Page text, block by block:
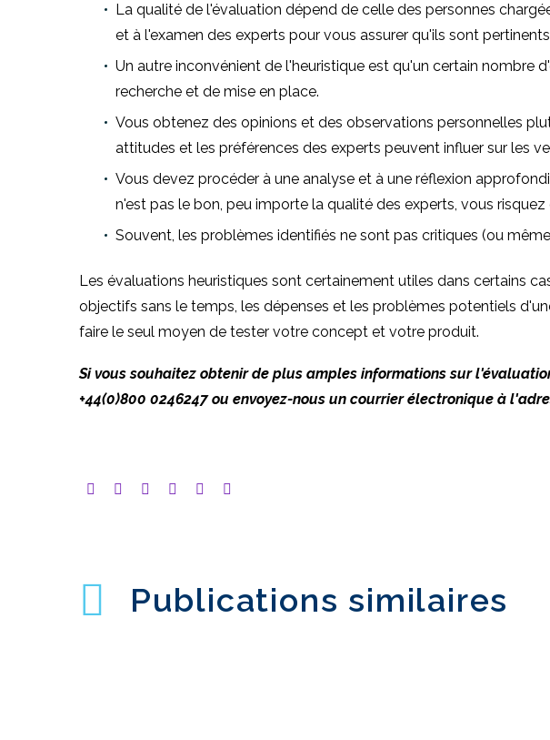
La qualité de l'évaluation dépend de celle des personnes
et à l'examen des experts pour vous assurer qu'ils sont
Un autre inconvénient de l'heuristique est qu'un certain nombre
recherche et de mise en place.
Vous obtenez des opinions et des observations personnelles
attitudes et les préférences des experts peuvent influer sur les
Vous devez procéder à une analyse et à une réflexion
n'est pas le bon, peu importe la qualité des experts, vous
Souvent, les problèmes identifiés ne sont pas critiques (ou
Les évaluations heuristiques sont certainement utiles dans certains
objectifs sans le temps, les dépenses et les problèmes potentiels
faire le seul moyen de tester votre concept et votre produit.
Si vous souhaitez obtenir de plus amples informations sur
+44(0)800 0246247 ou envoyez-nous un courrier électronique à
Publications similaires